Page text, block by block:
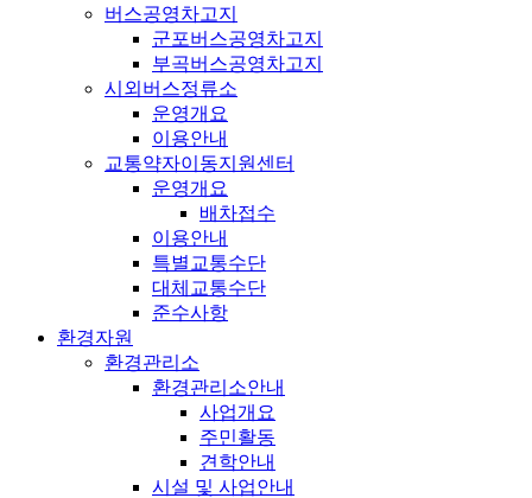
버스공영차고지
군포버스공영차고지
부곡버스공영차고지
시외버스정류소
운영개요
이용안내
교통약자이동지원센터
운영개요
배차접수
이용안내
특별교통수단
대체교통수단
준수사항
환경자원
환경관리소
환경관리소안내
사업개요
주민활동
견학안내
시설 및 사업안내